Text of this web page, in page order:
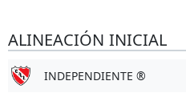
ALINEACIÓN INICIAL
INDEPENDIENTE ®